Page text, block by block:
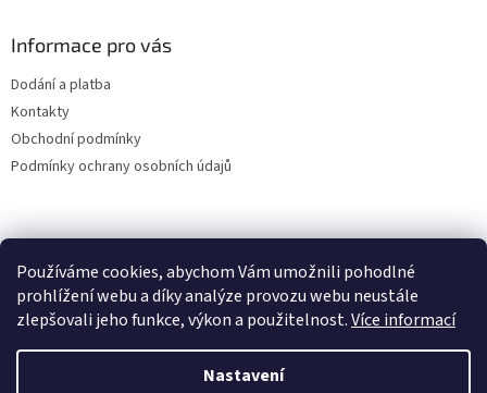
Používáme cookies, abychom Vám umožnili pohodlné
prohlížení webu a díky analýze provozu webu neustále
zlepšovali jeho funkce, výkon a použitelnost.Více informací
Nastavení
Informace pro vás
Dodání a platba
Kontakty
Obchodní podmínky
Podmínky ochrany osobních údajů
Vytvořil Shoptet